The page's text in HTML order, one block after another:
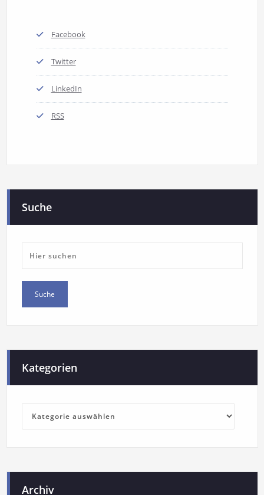
Facebook
Twitter
LinkedIn
RSS
Suche
Kategorien
Archiv